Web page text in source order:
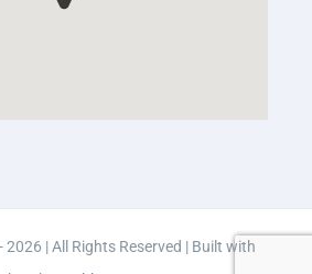
| All Rights Reserved | Built with